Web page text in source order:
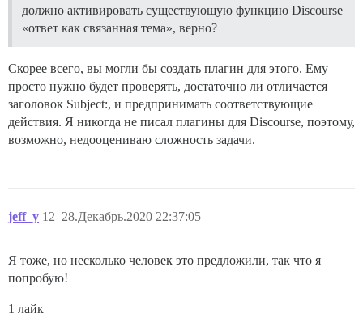
должно активировать существующую функцию Discourse
«ответ как связанная тема», верно?
Скорее всего, вы могли бы создать плагин для этого. Ему
просто нужно будет проверять, достаточно ли отличается
заголовок Subject:, и предпринимать соответствующие
действия. Я никогда не писал плагины для Discourse, поэтому,
возможно, недооцениваю сложность задачи.
jeff_y 28.Декабрь.2020 22:37:05
12
Я тоже, но несколько человек это предложили, так что я
попробую!
1 лайк